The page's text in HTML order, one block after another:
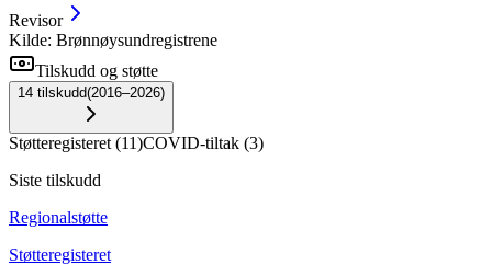
Revisor
Kilde: Brønnøysundregistrene
Tilskudd og støtte
14 tilskudd(2016–2026)
Støtteregisteret (11)COVID-tiltak (3)
Siste tilskudd
Regionalstøtte
Støtteregisteret